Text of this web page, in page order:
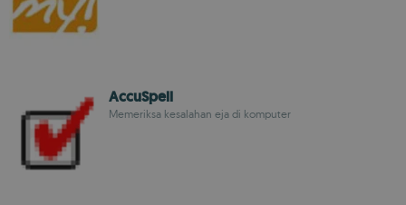
AccuSpell
Memeriksa kesalahan eja di komputer